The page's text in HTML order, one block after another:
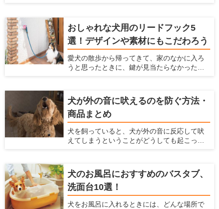
対して、サンルームのメリットやサンルーム
を設置するときに気をつけるポイント、おす
すめのメーカーなどを紹介いたします。
快適に過ごせるだけでなく、衛星面やお手入
れなど飼い主にとっても快適なものを選ぶの
がおすすめ。 ここでは、愛犬の犬小屋をどう
やって選んだらいいかわからない人、デザイ
ンや機能からおすすめの犬小屋を探している
人に、おすすめの犬小屋を紹介しようと思い
おしゃれな犬用のリードフック5
選！デザインや素材にもこだわろう
愛犬の散歩から帰ってきて、家のなかに入ろ
うと思ったときに、鍵が見当たらなかったと
ワンちゃんが走り回ってしまったということ
もあるのではないでしょうか？ 玄関の脇に
リードフックがあれば、リードフックにリー
ドをかけることで両手を空けられ、そんな事
態を避けられます。 ここでは、設置しておけ
ばとても便利なリードフックやおすすめリー
犬が外の音に吠えるのを防ぐ方法・
商品まとめ
犬を飼っていると、犬が外の音に反応して吠
えてしまうということがどうしても起こって
れません。 ですが、犬が外の音に反応して吠
えるのをなるべく抑える方法があります。こ
こでは、犬が外の音に反応して吠えてしまう
のを防ぐ方法、商品を紹介します。
犬のお風呂におすすめのバスタブ、
洗面台10選！
犬をお風呂に入れるときには、どんな場所で